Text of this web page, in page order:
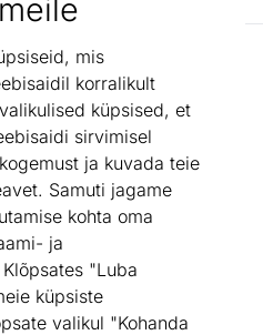
mis
korralikult
küpsised, et
sirvimisel
ja kuvada teie
Samuti jagame
kohta oma
ja
"Luba
küpsiste
valikul "Kohanda
Kärcher KB 5 *EU